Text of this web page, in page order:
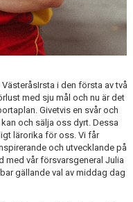
i den första av två
med sju mål och nu är det
Givetvis en svår och
och sälja oss dyrt. Dessa
lärorika för oss. Vi får
och utvecklande på
med vår försvarsgeneral Julia
gällande val av middag dag